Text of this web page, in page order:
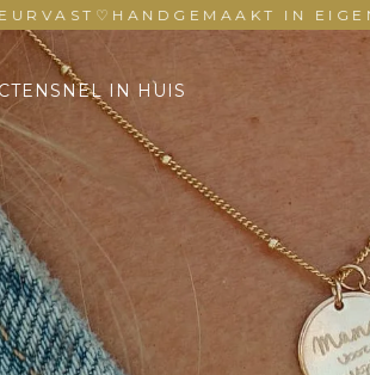
♡HANDGEMAAKT IN EIGEN
SNEL IN HUIS